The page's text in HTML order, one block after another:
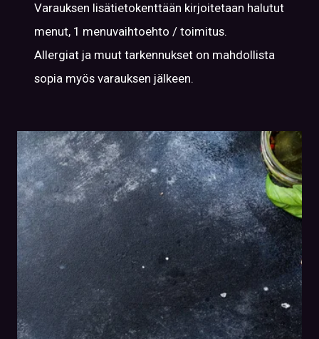
Varauksen lisätietokenttään kirjoitetaan halutut
menut, 1 menuvaihtoehto / toimitus.
Allergiat ja muut tarkennukset on mahdollista
sopia myös varauksen jälkeen.